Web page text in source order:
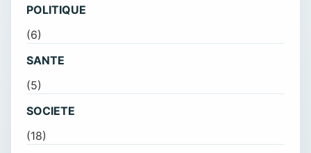
POLITIQUE
(6)
SANTE
(5)
SOCIETE
(18)